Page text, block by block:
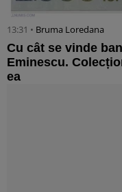
13:31 • Bruma Loredana
Cu cât se vinde
Eminescu.
ea